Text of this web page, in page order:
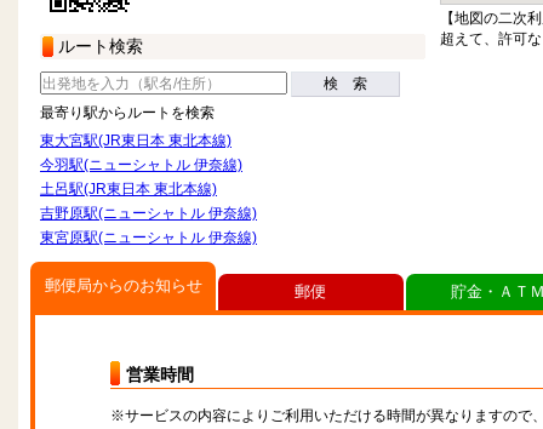
ルート検索
検 索
最寄り駅からルートを検索
東大宮駅(JR東日本 東北本線)
今羽駅(ニューシャトル 伊奈線)
土呂駅(JR東日本 東北本線)
吉野原駅(ニューシャトル 伊奈線)
東宮原駅(ニューシャトル 伊奈線)
【地図の二次
超えて、許可
郵便局からのお知らせ
営業時間
※サービスの内容によりご利用いただける時間が異なりますので
郵便 貯金・ＡＴ